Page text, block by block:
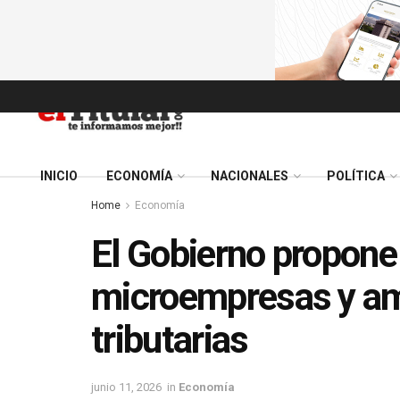
INICIO ECONOMÍA NACIONALES POLÍTICA
Home Economía
El Gobierno
microempresas y
tributarias
junio 11, 2026 in Economía